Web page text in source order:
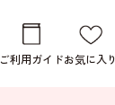
ご利用ガイドお気に入り